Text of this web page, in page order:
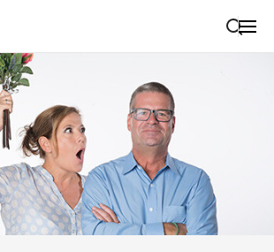
Suche schließen
Wegbeschreibung erhalten